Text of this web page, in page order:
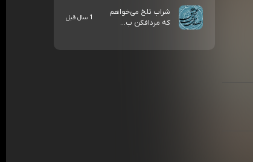
شراب تلخ می‌خواهم
که مردافکن ب...
1 سال قبل